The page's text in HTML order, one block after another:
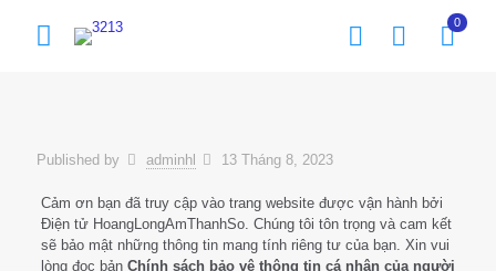
0
Published by adminhl 13 Tháng 8, 2023
Cảm ơn bạn đã truy cập vào trang website được vận hành bởi
Điện tử HoangLongAmThanhSo. Chúng tôi tôn trọng và cam kết
sẽ bảo mật những thông tin mang tính riêng tư của bạn. Xin vui
lòng đọc bản Chính sách bảo vệ thông tin cá nhân của người